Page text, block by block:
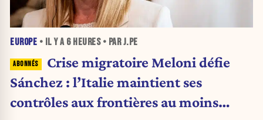
EUROPE • IL Y A 6 HEURES• PAR J.PE
Crise migratoire Meloni défie
Sánchez : l’Italie maintient ses
contrôles aux frontières au moins